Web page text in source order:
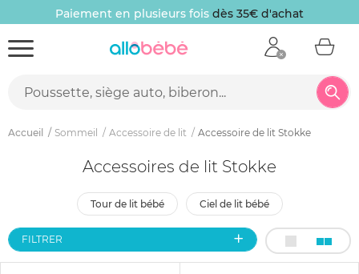
Paiement en plusieurs fois dès 35€ d'achat
Accueil Sommeil Accessoire de lit Accessoire de lit Stokke
Accessoires de lit Stokke
tour de lit bébé ciel de lit bébé
FILTRER